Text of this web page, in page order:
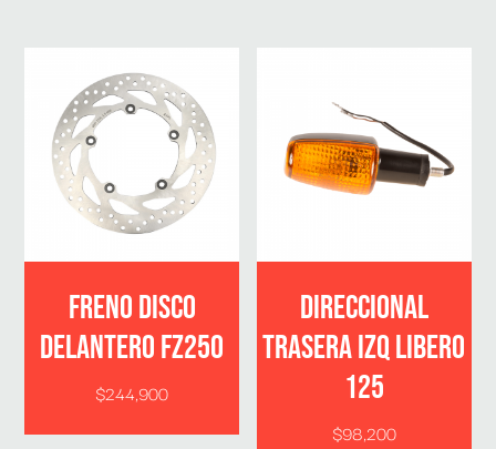
FRENO DISCO
DELANTERO FZ250
$244,900
DIRECCIONAL
TRASERA IZQ LIBERO
125
$98,200